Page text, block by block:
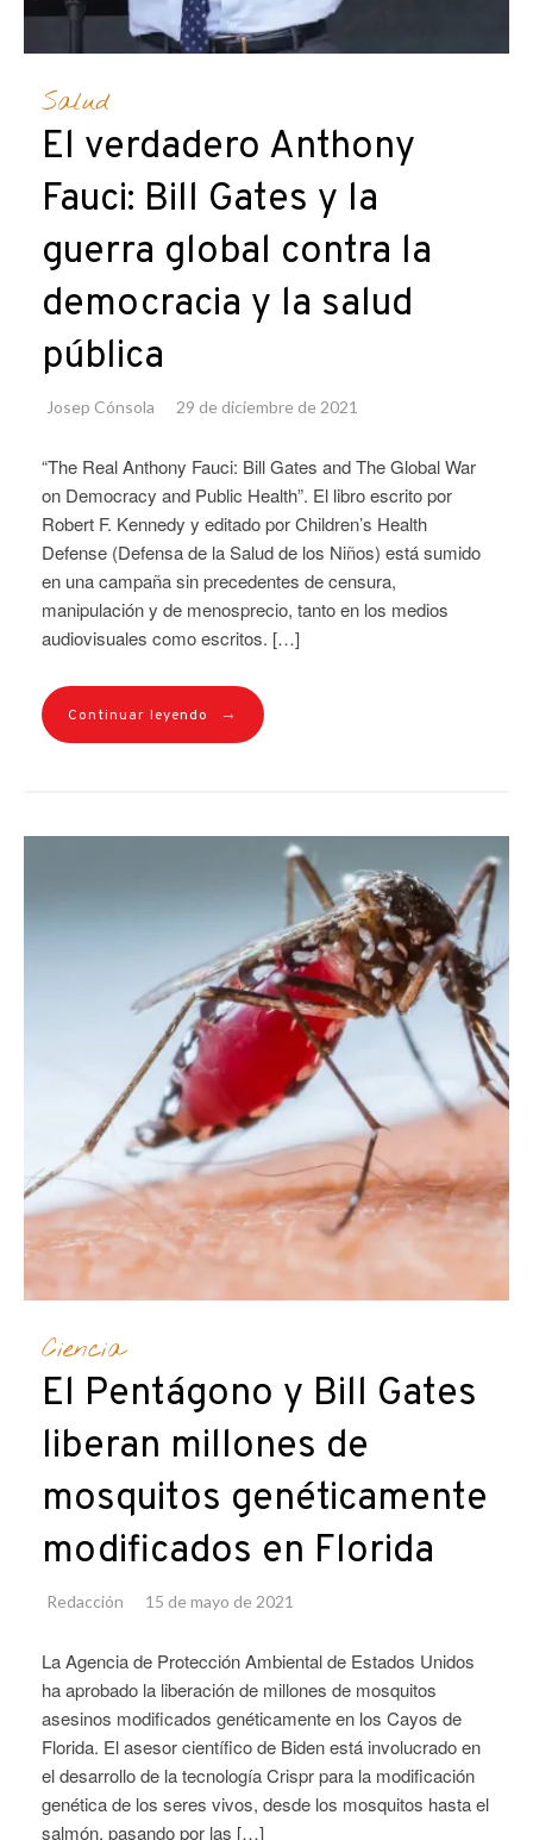
Salud
El verdadero Anthony
Fauci: Bill Gates y la
guerra global contra la
democracia y la salud
pública
Josep Cónsola 29 de diciembre de 2021
“The Real Anthony Fauci: Bill Gates and The Global War
on Democracy and Public Health”. El libro escrito por
Robert F. Kennedy y editado por Children’s Health
Defense (Defensa de la Salud de los Niños) está sumido
en una campaña sin precedentes de censura,
manipulación y de menosprecio, tanto en los medios
audiovisuales como escritos. […]
Continuar leyendo →
Ciencia
El Pentágono y Bill Gates
liberan millones de
mosquitos genéticamente
modificados en Florida
Redacción 15 de mayo de 2021
La Agencia de Protección Ambiental de Estados Unidos
ha aprobado la liberación de millones de mosquitos
asesinos modificados genéticamente en los Cayos de
Florida. El asesor científico de Biden está involucrado en
el desarrollo de la tecnología Crispr para la modificación
genética de los seres vivos, desde los mosquitos hasta el
salmón, pasando por las […]